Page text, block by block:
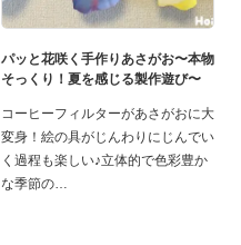
パッと花咲く手作りあさがお〜本物
そっくり！夏を感じる製作遊び〜
コーヒーフィルターがあさがおに大
変身！絵の具がじんわりにじんでい
く過程も楽しい♪立体的で色彩豊か
な季節の